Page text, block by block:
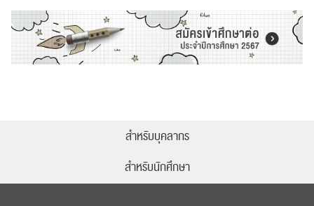
สำหรับบุคลากร
สำหรับนักศึกษา